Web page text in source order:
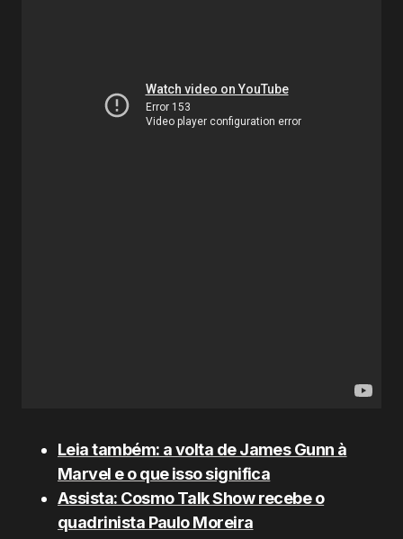
Leia também: a volta de James Gunn à
Marvel e o que isso significa
Assista: Cosmo Talk Show recebe o
quadrinista Paulo Moreira